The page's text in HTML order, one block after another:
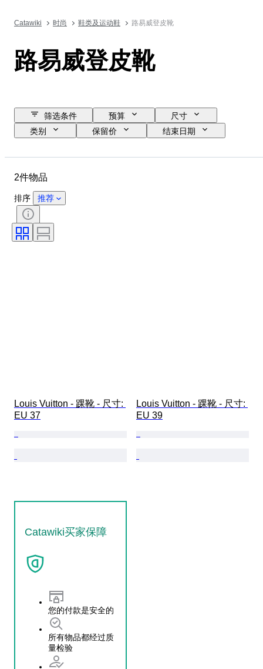
Catawiki 时尚 鞋类及运动鞋 路易威登皮靴
路易威登皮靴
筛选条件 预算
尺寸
类别
保留价
结束日期
颜色
2件物品
排序 推荐
Louis Vuitton - 踝靴 - 尺寸:
EU 37
Louis Vuitton - 踝靴 - 尺寸:
EU 39
Catawiki买家保障
您的付款是安全的
所有物品都经过质
量检验